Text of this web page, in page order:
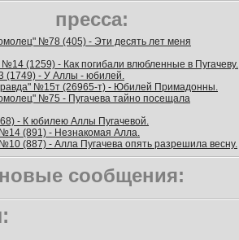
пресса:
№78 (405) - Эти десять лет меня
№14 (1259) - Как погибали влюбленные в Пугачеву.
(1749) - У Аллы - юбилей.
№15т (26965-т) - Юбилей Примадонны.
№75 - Пугачева тайно посещала
- К юбилею Аллы Пугачевой.
(891) - Незнакомая Алла.
(887) - Алла Пугачева опять разрешила весну.
новые сообщения: